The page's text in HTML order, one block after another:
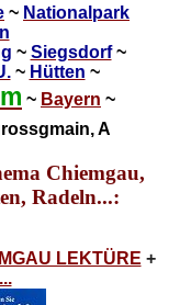
~ Nationalpark
~ Siegsdorf~
~ Hütten ~
~ Bayern ~
A
Chiemgau,
Radeln...:
LEKTÜRE +